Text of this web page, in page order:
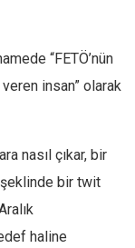
“FETÖ’nün
insan” olarak
nasıl çıkar, bir
şeklinde bir twit
haline